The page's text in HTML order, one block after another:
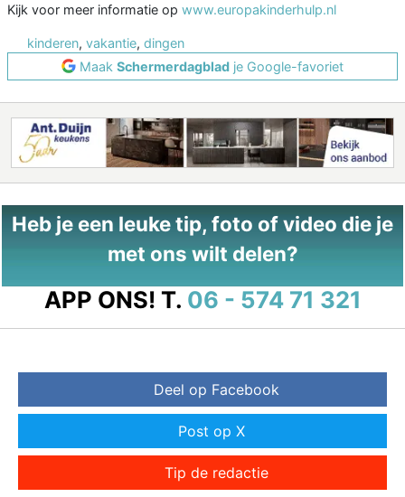
Kijk voor meer informatie op www.europakinderhulp.nl
kinderen, vakantie, dingen
Maak Schermerdagblad je Google-favoriet
Heb je een leuke tip, foto of video die je
met ons wilt delen?
APP ONS! T. 06 - 574 71 321
Deel op Facebook
Post op X
Tip de redactie